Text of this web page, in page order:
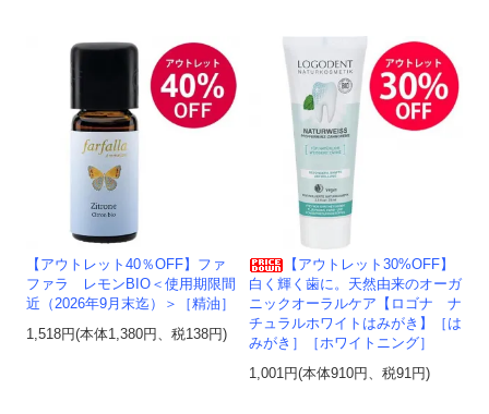
【アウトレット40％OFF】ファ
ファラ レモンBIO＜使用期限間
近（2026年9月末迄）＞［精油］
1,518円(本体1,380円、税138円)
【アウトレット30%OFF】
白く輝く歯に。天然由来のオーガ
ニックオーラルケア【ロゴナ ナ
チュラルホワイトはみがき】［は
みがき］［ホワイトニング］
1,001円(本体910円、税91円)